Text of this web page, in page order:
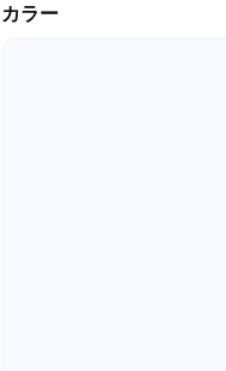
カラー